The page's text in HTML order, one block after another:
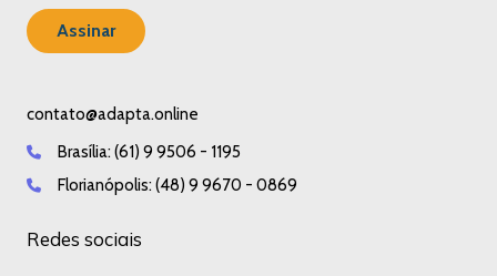
contato@adapta.online
Brasília: (61) 9 9506 - 1195
Florianópolis: (48) 9 9670 - 0869
Redes sociais